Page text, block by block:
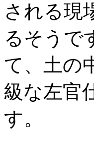
される現
るそうで
て、土の
級な左官
す。